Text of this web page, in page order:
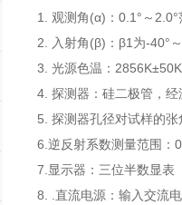
1. 观测角(α)：0.1°～
2. 入射角(β)：β1为-40°
3. 光源色温：
4. 探测器：硅二极管，
5. 探测器孔径对试样的张
6.逆反射系数测量范围：
7.显示器：三位半数显表
8. .直流电源：输入交流